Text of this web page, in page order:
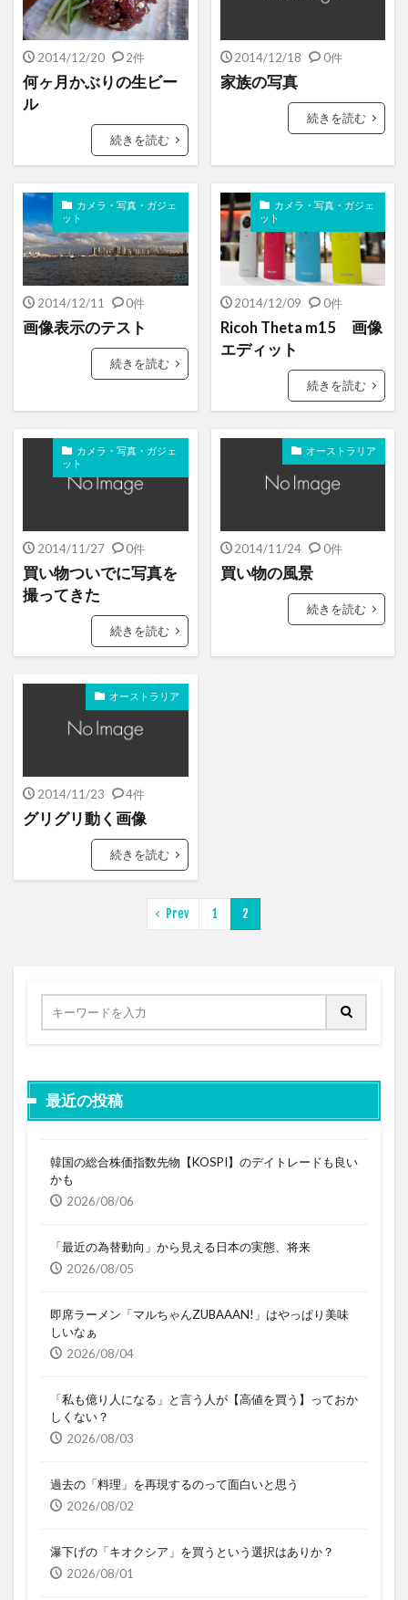
2014/12/20 2件
何ヶ月かぶりの生ビー
ル
続きを読む
2014/12/18 0件
家族の写真
続きを読む
カメラ・写真・ガジェ
ット
2014/12/11 0件
画像表示のテスト
続きを読む
カメラ・写真・ガジェ
ット
2014/12/09 0件
Ricoh Theta m15 画像
エディット
続きを読む
カメラ・写真・ガジェ
ット
2014/11/27 0件
買い物ついでに写真を
撮ってきた
続きを読む
オーストラリア
2014/11/24 0件
買い物の風景
続きを読む
オーストラリア
2014/11/23 4件
グリグリ動く画像
続きを読む
Prev 1 2
最近の投稿
韓国の総合株価指数先物【KOSPI】のデイトレードも良い
かも
2026/08/06
「最近の為替動向」から見える日本の実態、将来
2026/08/05
即席ラーメン「マルちゃんZUBAAAN!」はやっぱり美味
しいなぁ
2026/08/04
「私も億り人になる」と言う人が【高値を買う】っておか
しくない？
2026/08/03
過去の「料理」を再現するのって面白いと思う
2026/08/02
瀑下げの「キオクシア」を買うという選択はありか？
2026/08/01